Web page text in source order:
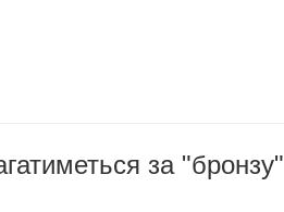
за "бронзу"